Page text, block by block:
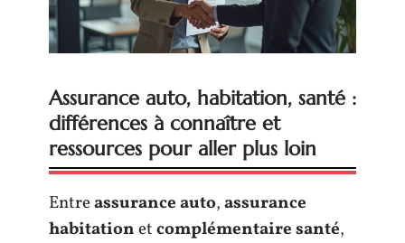
Assurance auto, habitation, santé :
différences à connaître et
ressources pour aller plus loin
Entreassurance auto,assurance
habitationetcomplémentaire santé,